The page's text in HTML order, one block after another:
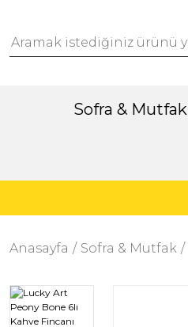
Sofra & Mutfak
Anasayfa Sofra & Mutfak